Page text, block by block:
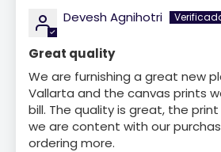
Devesh Agnihotri
Great quality
We are furnishing a great new
Vallarta and the canvas prints
bill. The quality is great, the
we are content with our
ordering more.